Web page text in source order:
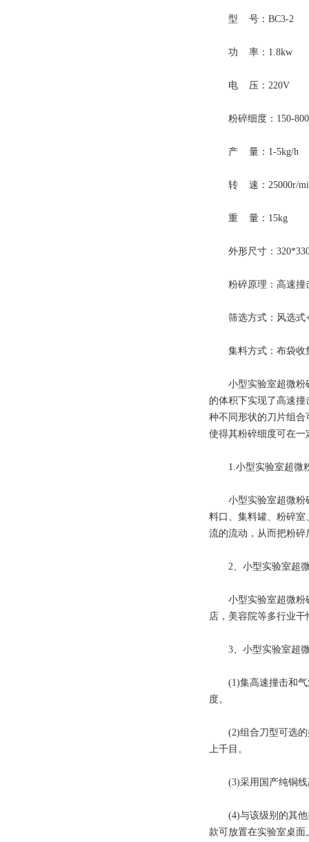
型 号：BC3-2
功 率：1.8kw
电 压：220V
粉碎细度：150-
产 量：1-5kg/h
转 速：25000r/
重 量：15kg
外形尺寸：
粉碎原理：高速撞
筛选方式：风选式
集料方式：布袋收
小型实验室超微粉
的体积下实现了高速
种不同形状的刀片组
使得其粉碎细度可在
1.小型实验室超微
小型实验室超微粉碎
料口、集料罐、粉碎
流的流动，从而把粉
2、 小型实验室超
小型实验室超微粉
店，美容院等多行业
3、 小型实验室超
(1)集高速撞击和气
度。
(2)组合刀型可选的
上千目。
(3)采用国产纯铜线
(4)与该级别的其他
款可放置在实验室桌面